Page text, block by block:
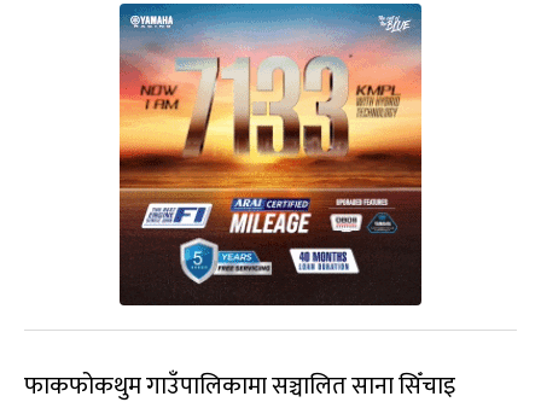
फाकफोकथुम गाउँपालिकामा सञ्चालित साना सिँचाइ